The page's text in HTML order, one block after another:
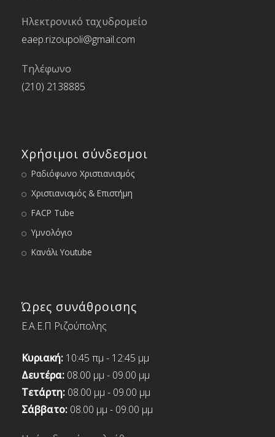
Ηλεκτρονικό ταχυδρομείο
eaep.rizoupoli@gmail.com
Τηλέφωνο
(210) 2138885
Χρήσιμοι σύνδεσμοι
Ραδιόφωνο Χριστιανισμός
Χριστιανισμός & Επιστήμη
FACP Tube
Υμνολόγιο
Κανάλι Youtube
Ώρες συνάθροισης
Ε.Α.Ε.Π Ριζούπολης
Κυριακή: 10:45 πμ - 12:45 μμ
Δευτέρα: 08.00 μμ - 09.00 μμ
Τετάρτη: 08.00 μμ - 09.00 μμ
Σάββατο: 08.00 μμ - 09.00 μμ